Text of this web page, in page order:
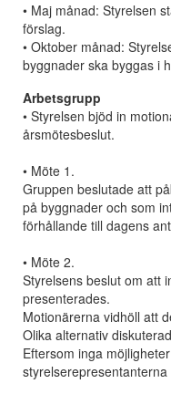
• Maj månad: Styrelsen
förslag.
• Oktober månad:
byggnader ska byggas i
Arbetsgrupp
• Styrelsen bjöd in
årsmötesbeslut.
• Möte 1.
Gruppen beslutade att
på byggnader och som
förhållande till dagens
• Möte 2.
Styrelsens beslut om att
presenterades.
Motionärerna vidhöll att
Olika alternativ
Eftersom inga